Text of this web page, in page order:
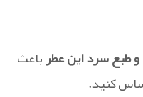
طبع سرد این عطرباعث
کنید.